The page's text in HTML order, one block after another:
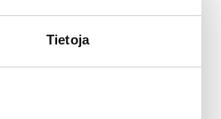
Tietoja